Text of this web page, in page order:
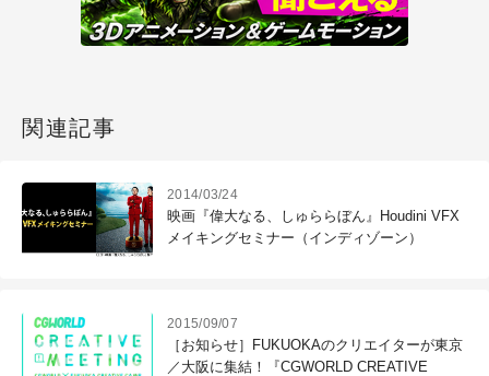
関連記事
2014/03/24
映画『偉大なる、しゅららぼん』Houdini VFX
メイキングセミナー（インディゾーン）
2015/09/07
［お知らせ］FUKUOKAのクリエイターが東京
／大阪に集結！『CGWORLD CREATIVE